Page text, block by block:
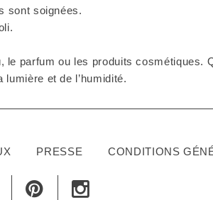
sont soignées.
parfum ou les produits cosmétiques.
et de l’humidité.
PRESSE CONDITIONS